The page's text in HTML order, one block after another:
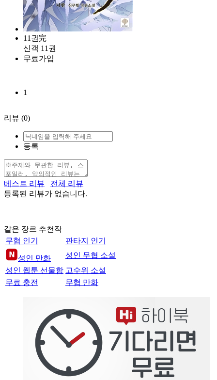
11권完
신객 11권
무료가입
1
리뷰 (0)
등록
베스트 리뷰
전체 리뷰
등록된 리뷰가 없습니다.
같은 장르 추천작
무협 인기
판타지 인기
성인 만화
성인 무협 소설
성인 웹툰 선물함 고수위 소설
무료 충전
무협 만화